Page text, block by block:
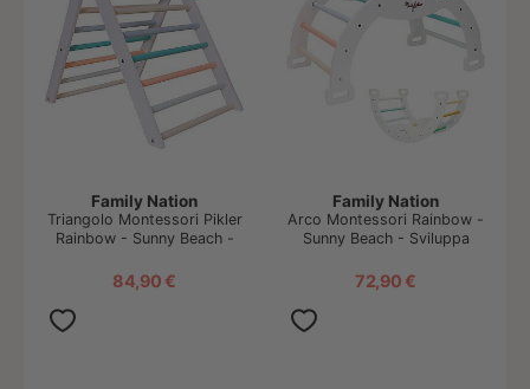
Family Nation
Triangolo Montessori Pikler
Rainbow - Sunny Beach -
84,90 €
Family Nation
Arco Montessori Rainbow -
Sunny Beach - Sviluppa
72,90 €